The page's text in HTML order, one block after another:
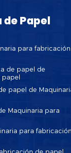
de Papel
para fabricación
de papel de
papel
papel de
Maquinaria para
para fabricación